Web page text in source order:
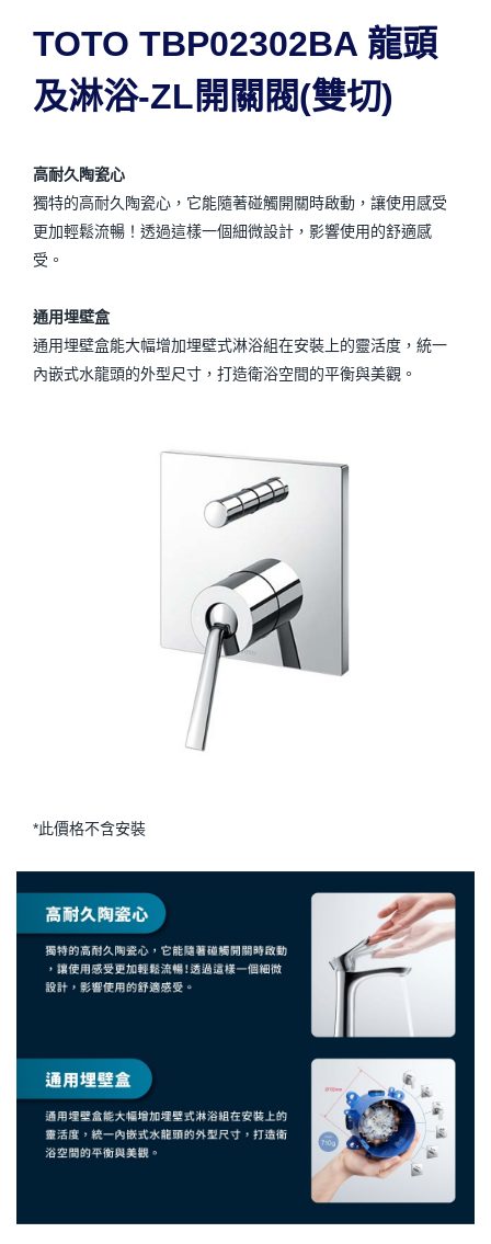
TOTO TBP02302BA 龍頭
及淋浴-ZL開關閥(雙切)
高耐久陶瓷心
獨特的高耐久陶瓷心，它能隨著碰觸開關時啟動，讓使用感受
更加輕鬆流暢！透過這樣一個細微設計，影響使用的舒適感
受。
通用埋壁盒
通用埋壁盒能大幅增加埋壁式淋浴組在安裝上的靈活度，統一
內嵌式水龍頭的外型尺寸，打造衛浴空間的平衡與美觀。
*此價格不含安裝